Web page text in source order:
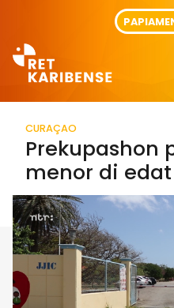
CURAÇAO
Prekupashon
menor di